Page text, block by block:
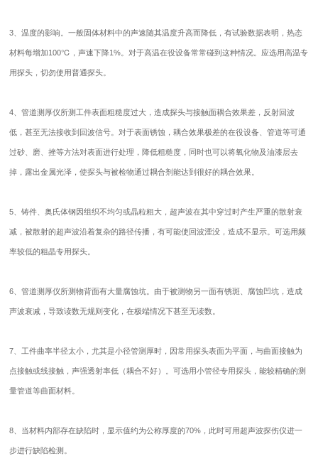
3、温度的影响。一般固体材料中的声速随其温度升高而降低，有试验数据表明，热态
材料每增加100℃，声速下降1%。对于高温在役设备常常碰到这种情况。应选用高温专
用探头，切勿使用普通探头。
4、管道测厚仪所测工件表面粗糙度过大，造成探头与接触面耦合效果差，反射回波
低，甚至无法接收到回波信号。对于表面锈蚀，耦合效果极差的在役设备、管道等可通
过砂、磨、挫等方法对表面进行处理，降低粗糙度，同时也可以将氧化物及油漆层去
掉，露出金属光泽，使探头与被检物通过耦合剂能达到很好的耦合效果。
5、铸件、奥氏体钢因组织不均匀或晶粒粗大，超声波在其中穿过时产生严重的散射衰
减，被散射的超声波沿着复杂的路径传播，有可能使回波湮没，造成不显示。可选用频
率较低的粗晶专用探头。
6、管道测厚仪所测物背面有大量腐蚀坑。由于被测物另一面有锈斑、腐蚀凹坑，造成
声波衰减，导致读数无规则变化，在极端情况下甚至无读数。
7、工件曲率半径太小，尤其是小径管测厚时，因常用探头表面为平面，与曲面接触为
点接触或线接触，声强透射率低（耦合不好）。可选用小管径专用探头，能较精确的测
量管道等曲面材料。
8、当材料内部存在缺陷时，显示值约为公称厚度的70%，此时可用超声波探伤仪进一
步进行缺陷检测。